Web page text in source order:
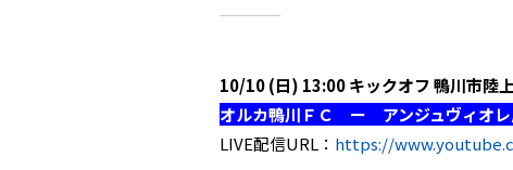
10/10 (日) 13:00 キックオフ 鴨川市陸
オルカ鴨川ＦＣ ー アンジュヴィオレ
LIVE配信URL： https://